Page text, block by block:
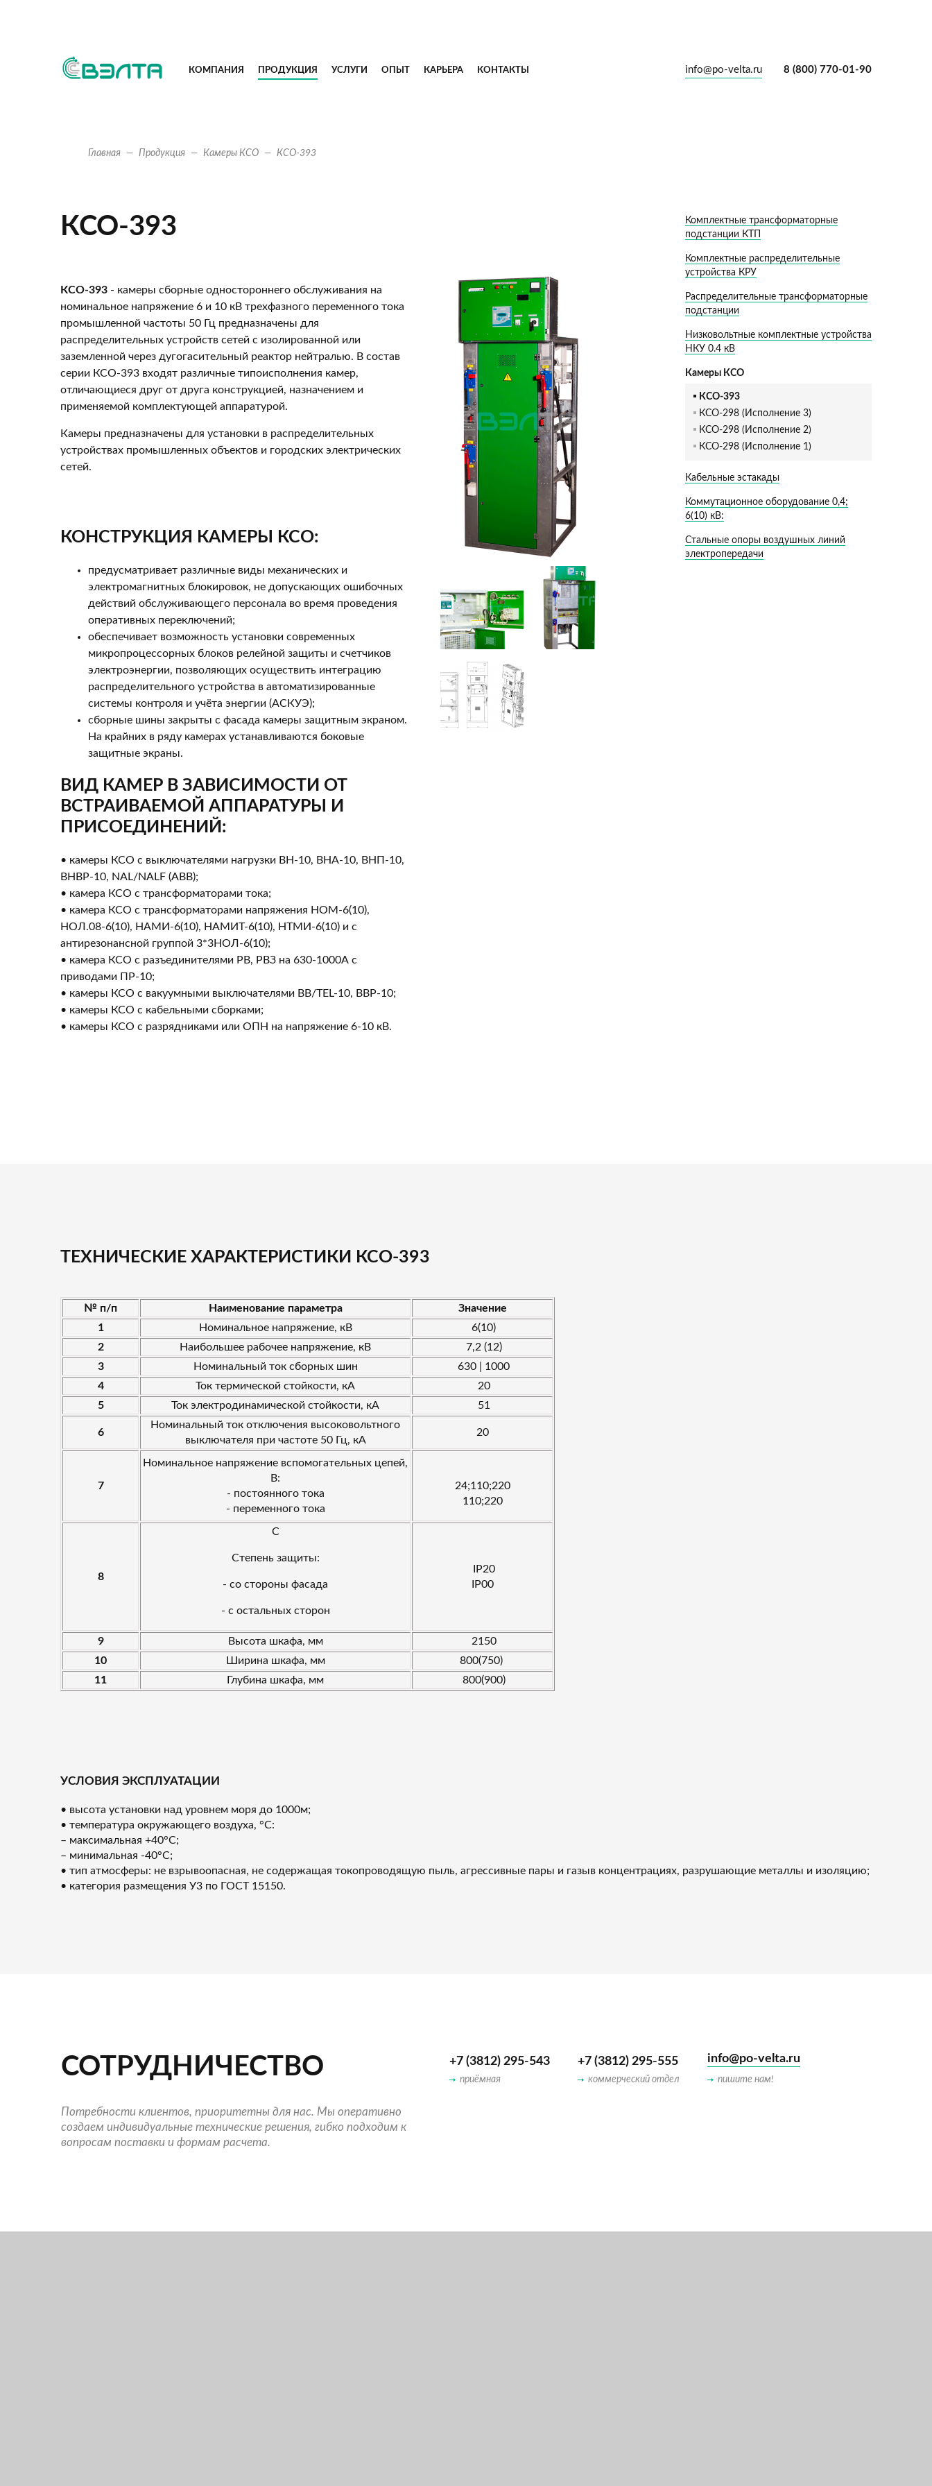
КОМПАНИЯ ПРОДУКЦИЯ УСЛУГИ ОПЫТ КАРЬЕРА КОНТАКТЫ 8 (800) 770-01-90
info@po-velta.ru
Главная Продукция Камеры КСО КСО-393
КСО-393
КСО-393 - камеры сборные одностороннего обслуживания на
номинальное напряжение 6 и 10 кВ трехфазного переменного тока
промышленной частоты 50 Гц предназначены для
распределительных устройств сетей с изолированной или
заземленной через дугогасительный реактор нейтралью. В состав
серии КСО-393 входят различные типоисполнения камер,
отличающиеся друг от друга конструкцией, назначением и
применяемой комплектующей аппаратурой.
Камеры предназначены для установки в распределительных
устройствах промышленных объектов и городских электрических
сетей.
КОНСТРУКЦИЯ КАМЕРЫ КСО:
предусматривает различные виды механических и
электромагнитных блокировок, не допускающих ошибочных
действий обслуживающего персонала во время проведения
оперативных переключений;
обеспечивает возможность установки современных
микропроцессорных блоков релейной защиты и счетчиков
электроэнергии, позволяющих осуществить интеграцию
распределительного устройства в автоматизированные
системы контроля и учёта энергии (АСКУЭ);
сборные шины закрыты с фасада камеры защитным экраном.
На крайних в ряду камерах устанавливаются боковые
защитные экраны.
ВИД КАМЕР В ЗАВИСИМОСТИ ОТ
ВСТРАИВАЕМОЙ АППАРАТУРЫ И
ПРИСОЕДИНЕНИЙ:
• камеры КСО с выключателями нагрузки ВН-10, ВНА-10, ВНП-10,
ВНВР-10, NAL/NALF (АВВ);
• камера КСО с трансформаторами тока;
• камера КСО с трансформаторами напряжения НОМ-6(10),
НОЛ.08-6(10), НАМИ-6(10), НАМИТ-6(10), НТМИ-6(10) и с
антирезонансной группой 3*3НОЛ-6(10);
• камера КСО с разъединителями РВ, РВЗ на 630-1000А с
приводами ПР-10;
• камеры КСО с вакуумными выключателями ВВ/TEL-10, ВВР-10;
• камеры КСО с кабельными сборками;
• камеры КСО с разрядниками или ОПН на напряжение 6-10 кВ.
Комплектные трансформаторные
подстанции КТП
Комплектные распределительные
устройства КРУ
Распределительные трансформаторные
подстанции
Низковольтные комплектные устройства
НКУ 0.4 кВ
Камеры КСО
КСО-393
КСО-298 (Исполнение 3)
КСО-298 (Исполнение 2)
КСО-298 (Исполнение 1)
Кабельные эстакады
Коммутационное оборудование 0,4;
6(10) кВ:
Стальные опоры воздушных линий
электропередачи
ТЕХНИЧЕСКИЕ ХАРАКТЕРИСТИКИ КСО-393
№ п/п Наименование параметра
Значение
1
Номинальное напряжение, кВ
6(10)
2
Наибольшее рабочее напряжение, кВ
7,2 (12)
3
Номинальный ток сборных шин
630 | 1000
4
Ток термической стойкости, кА
20
5
Ток электродинамической стойкости, кА 51
6
Номинальный ток отключения высоковольтного
выключателя при частоте 50 Гц, кА
20
7
Номинальное напряжение вспомогательных цепей,
В:
- постоянного тока
- переменного тока
24;110;220
110;220
8
С
Степень защиты:
- со стороны фасада
- с остальных сторон
IP20
IP00
9 Высота шкафа, мм
2150
10
Ширина шкафа, мм
800(750)
11
Глубина шкафа, мм 800(900)
УСЛОВИЯ ЭКСПЛУАТАЦИИ
• высота установки над уровнем моря до 1000м;
• температура окружающего воздуха, °С:
– максимальная +40°С;
– минимальная -40°С;
• тип атмосферы: не взрывоопасная, не содержащая токопроводящую пыль, агрессивные пары и газыв концентрациях, разрушающие металлы и изоляцию;
• категория размещения У3 по ГОСТ 15150.
СОТРУДНИЧЕСТВО
Потребности клиентов, приоритетны для нас. Мы оперативно
создаем индивидуальные технические решения, гибко подходим к
вопросам поставки и формам расчета.
+7 (3812) 295-543
приёмная
+7 (3812) 295-555
коммерческий отдел
info@po-velta.ru
пишите нам!